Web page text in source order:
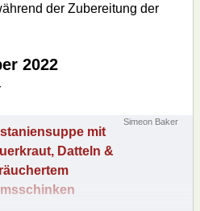
der Zubereitung der
2022
Simeon Baker
mit
Datteln &